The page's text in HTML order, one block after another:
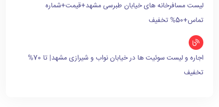
لیست مسافرخانه های خیابان طبرسی مشهد+قیمت+شماره
تماس+50% تخفیف
اجاره و لیست سوئیت ها در خیابان نواب و شیرازی مشهد| تا 70%
تخفیف